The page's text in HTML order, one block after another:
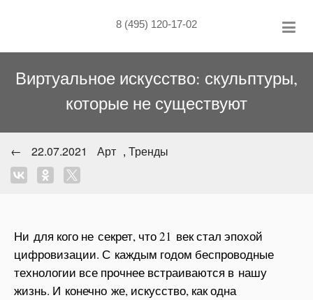
8 (495) 120-17-02
Виртуальное искусство: скульптуры,
которые не существуют
← 22.07.2021 Арт , Тренды
Ни для кого не секрет, что 21 век стал эпохой
цифровизации. С каждым годом беспроводные
технологии все прочнее встраиваются в нашу
жизнь. И конечно же, искусство, как одна